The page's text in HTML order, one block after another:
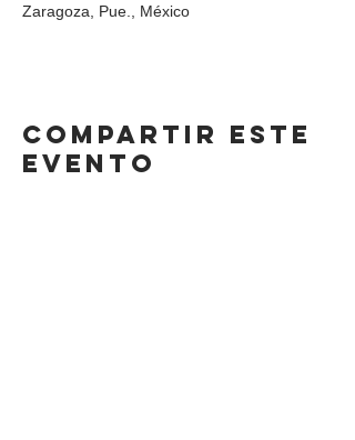
Zaragoza, Pue., México
Compartir este
evento